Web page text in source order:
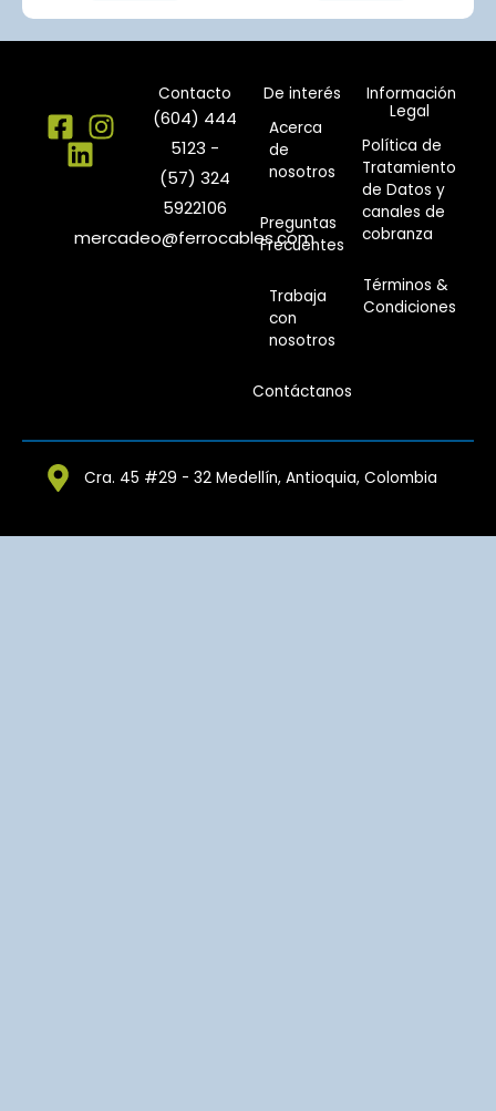
Contacto
(604) 444
5123 -
(57) 324
5922106
mercadeo@ferrocables.com
De interés
Acerca
de
nosotros
Preguntas
Frecuentes
Trabaja
con
nosotros
Contáctanos
Información
Legal
Política de
Tratamiento
de Datos y
canales de
cobranza
Términos &
Condiciones
Cra. 45 #29 - 32 Medellín, Antioquia, Colombia